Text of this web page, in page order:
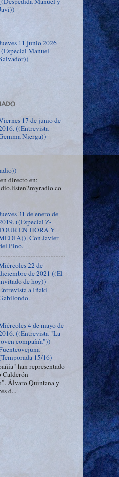
11 junio 2026
Manuel
17 de junio de
((Entrevista
Nierga))
directo en:
31 de enero de
((Especial Z-
EN HORA Y
Con Javier
Pino.
22 de
de 2021 ((El
de hoy))
a Iñaki
4 de mayo de
((Entrevista "La
compañía"))
15/16)
han representado
Calderón
Álvaro Quintana y
d...